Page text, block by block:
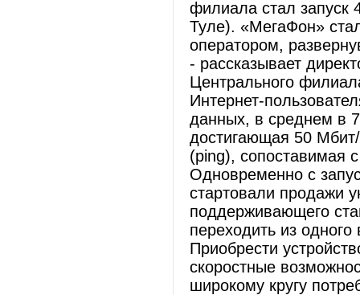
филиала стал запуск
Туле). «МегаФон»
оператором,
- рассказывает
Центрального
Интернет-
данных, в среднем в
достигающая 50 Мбит/
(ping), сопоставимая
Одновременно с
стартовали продажи
поддерживающего
переходить из
Приобрести
скоростные
широкому кругу